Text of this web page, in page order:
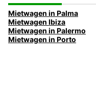
Mietwagen in Palma
Mietwagen Ibiza
Mietwagen in Palermo
Mietwagen in Porto